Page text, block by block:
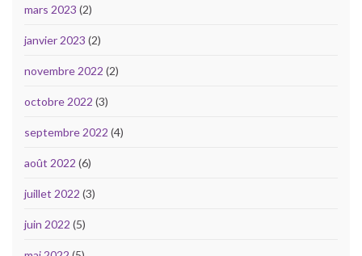
mars 2023 (2)
janvier 2023 (2)
novembre 2022 (2)
octobre 2022 (3)
septembre 2022 (4)
août 2022 (6)
juillet 2022 (3)
juin 2022 (5)